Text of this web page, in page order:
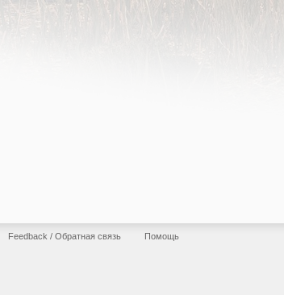
Feedback / Обратная связь Помощь